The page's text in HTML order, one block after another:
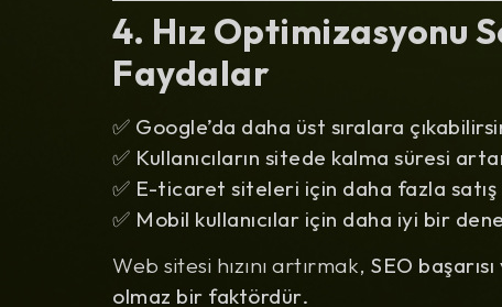
4. Hız Optimizasyonu
Faydalar
✅ Google’da daha üst sıralara
✅ Kullanıcıların sitede kalma süresi
✅ E-ticaret siteleri için daha fazla satış
✅ Mobil kullanıcılar için daha iyi bir
Web sitesi hızını artırmak, SEO
olmaz bir faktördür.